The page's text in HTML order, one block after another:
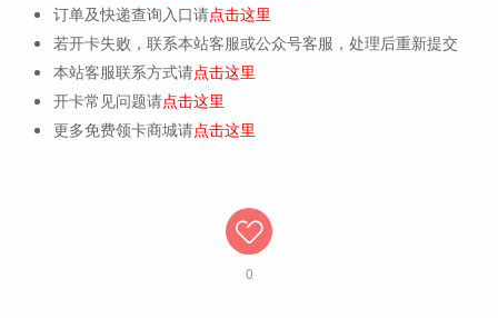
订单及快递查询入口请点击这里
若开卡失败，联系本站客服或公众号客服，处理后重新提交
本站客服联系方式请点击这里
开卡常见问题请点击这里
更多免费领卡商城请点击这里
0